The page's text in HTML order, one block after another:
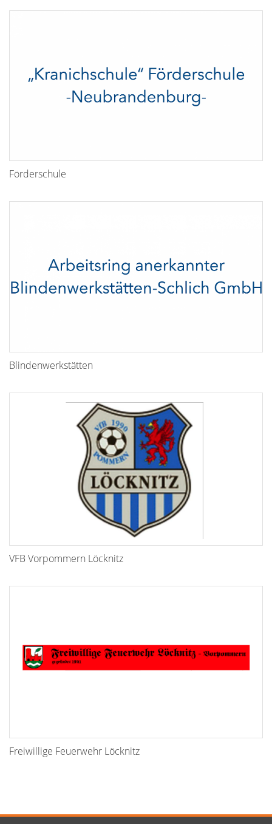
Förderschule
Blindenwerkstätten
VFB Vorpommern Löcknitz
Freiwillige Feuerwehr Löcknitz